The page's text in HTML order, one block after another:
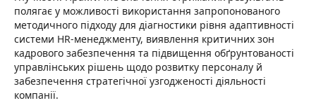
полягає у можливості використання запропонованого
методичного підходу для діагностики рівня адаптивності
системи HR-менеджменту, виявлення критичних зон
кадрового забезпечення та підвищення обґрунтованості
управлінських рішень щодо розвитку персоналу й
забезпечення стратегічної узгодженості діяльності
компанії.